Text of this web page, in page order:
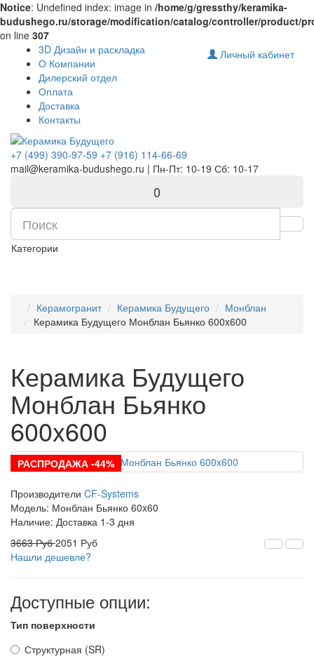
Notice: Undefined index: image in /home/g/gressthy/keramika-
budushego.ru/storage/modification/catalog/controller/product/
on line 307
3D Дизайн и раскладка
О Компании
Дилерский отдел
Оплата
Доставка
Контакты
Личный кабинет
+7 (499) 390-97-59 +7 (916) 114-66-69
mail@keramika-budushego.ru | Пн-Пт: 10-19 Сб: 10-17
0
Категории
Керамогранит Керамика Будущего
Монблан
Керамика Будущего Монблан Бьянко 600x600
Керамика Будущего
Монблан Бьянко
600x600
РАСПРОДАЖА -44%
Производители CF-Systems
Модель: Монблан Бьянко 60x60
Наличие: Доставка 1-3 дня
3663 Руб 2051 Руб
Нашли дешевле?
Доступные опции:
Тип поверхности
Структурная (SR)